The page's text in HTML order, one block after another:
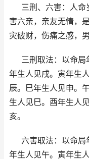
三刑、六害：人
害六亲，亲友无情，
灾破财，伤痛之感，
三刑取法：以命
年生人见戌。寅年生
辰。巳年生人见申。
生人见巳。酉年生人
亥。
六害取法：以命局
年生人见午。寅年生